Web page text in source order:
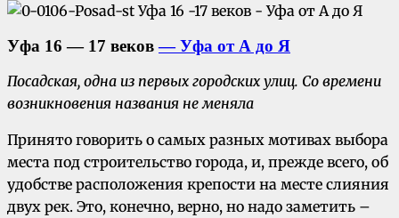
Уфа 16 — 17 веков — Уфа от А до Я
Посадская, одна из первых городских улиц. Со времени
возникновения названия не меняла
Принято говорить о самых разных мотивах выбора
места под строительство города, и, прежде всего, об
удобстве расположения крепости на месте слияния
двух рек. Это, конечно, верно, но надо заметить –